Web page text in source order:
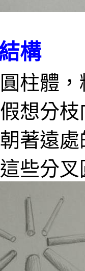
構
柱體
想分
著遠
些分